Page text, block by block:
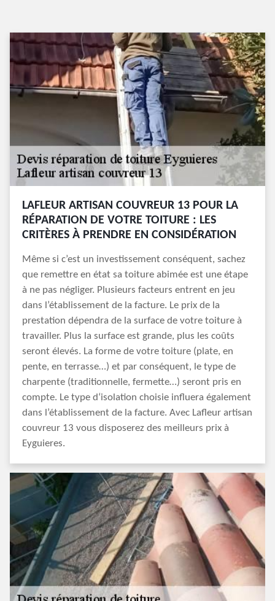
LAFLEUR ARTISAN COUVREUR 13 POUR LA
RÉPARATION DE VOTRE TOITURE : LES
CRITÈRES À PRENDRE EN CONSIDÉRATION
Même si c’est un investissement conséquent, sachez
que remettre en état sa toiture abimée est une étape
à ne pas négliger. Plusieurs facteurs entrent en jeu
dans l’établissement de la facture. Le prix de la
prestation dépendra de la surface de votre toiture à
travailler. Plus la surface est grande, plus les coûts
seront élevés. La forme de votre toiture (plate, en
pente, en terrasse…) et par conséquent, le type de
charpente (traditionnelle, fermette…) seront pris en
compte. Le type d‘isolation choisie influera également
dans l’établissement de la facture. Avec Lafleur artisan
couvreur 13 vous disposerez des meilleurs prix à
Eyguieres.